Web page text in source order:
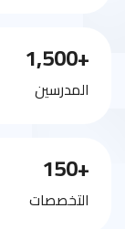
+1,500
المدرسين
+150
التخصصات